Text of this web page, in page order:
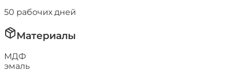
50 рабочих дней
Материалы
МДФ
эмаль